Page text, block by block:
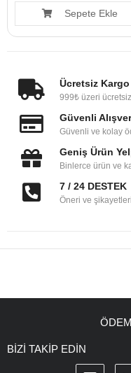
Sepete Ekle
Ücretsiz Kargo
999₺ üzeri
Güvenli
Güvenli ve kolay
Geniş Ürün
Binlerce ürün ve
7 / 24 DESTEK
Öneri ve
BİZİ TAKİP EDİN